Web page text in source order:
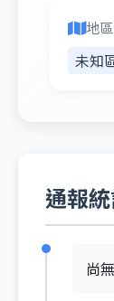
地區
未知
通報
尚